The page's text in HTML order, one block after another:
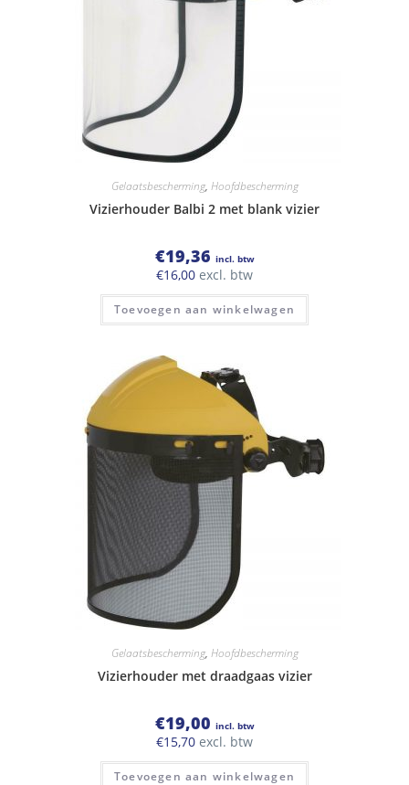
Gelaatsbescherming, Hoofdbescherming
Vizierhouder Balbi 2 met blank vizier
€19,36 incl. btw
€16,00 excl. btw
Toevoegen aan winkelwagen
Gelaatsbescherming, Hoofdbescherming
Vizierhouder met draadgaas vizier
€19,00 incl. btw
€15,70 excl. btw
Toevoegen aan winkelwagen